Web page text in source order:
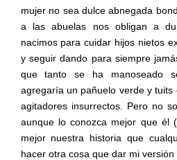
mujer no sea dulce abnegada
a las abuelas nos obligan a
nacimos para cuidar hijos nietos
y seguir dando para siempre
que tanto se ha manoseado
agregaría un pañuelo verde y tuits
agitadores insurrectos. Pero no
aunque lo conozca mejor que él
mejor nuestra historia que
hacer otra cosa que dar mi